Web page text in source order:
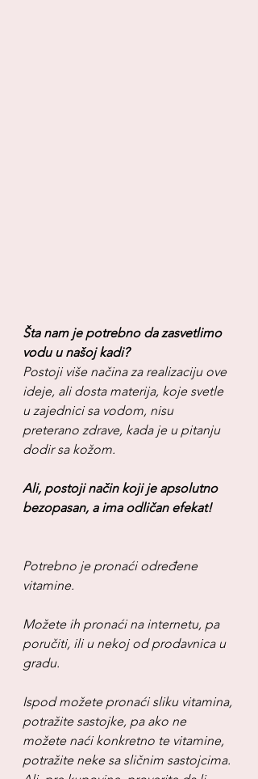
Šta nam je potrebno da zasvetlimo
vodu u našoj kadi?
Postoji više načina za realizaciju ove
ideje, ali dosta materija, koje svetle
u zajednici sa vodom, nisu
preterano zdrave, kada je u pitanju
dodir sa kožom.
Ali, postoji način koji je apsolutno
bezopasan, a ima odličan efekat!
Potrebno je pronaći određene
vitamine.
Možete ih pronaći na internetu, pa
poručiti, ili u nekoj od prodavnica u
gradu.
Ispod možete pronaći sliku vitamina,
potražite sastojke, pa ako ne
možete naći konkretno te vitamine,
potražite neke sa sličnim sastojcima.